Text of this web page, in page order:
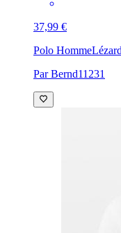
37,99 €
Polo Homme
Par Bernd11231